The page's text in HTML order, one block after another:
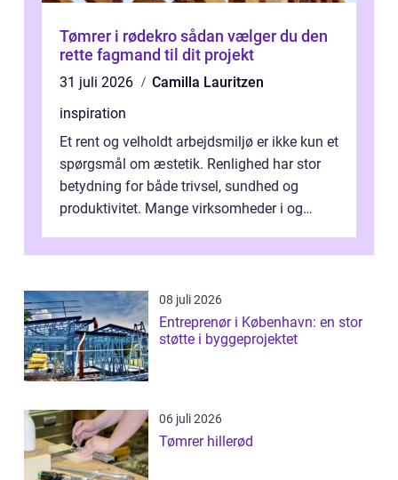
Tømrer i rødekro sådan vælger du den
rette fagmand til dit projekt
31 juli 2026
Camilla Lauritzen
inspiration
Et rent og velholdt arbejdsmiljø er ikke kun et
spørgsmål om æstetik. Renlighed har stor
betydning for både trivsel, sundhed og
produktivitet. Mange virksomheder i og
08 juli 2026
Entreprenør i København: en stor
støtte i byggeprojektet
06 juli 2026
Tømrer hillerød